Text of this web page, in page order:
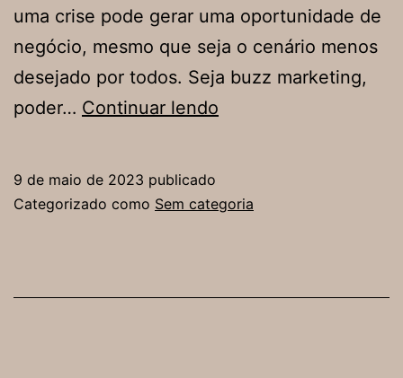
uma crise pode gerar uma oportunidade de
negócio, mesmo que seja o cenário menos
desejado por todos. Seja buzz marketing,
poder… Continuar lendo
marketing:
9 de maio de 2023 publicado
Categorizado como Sem categoria